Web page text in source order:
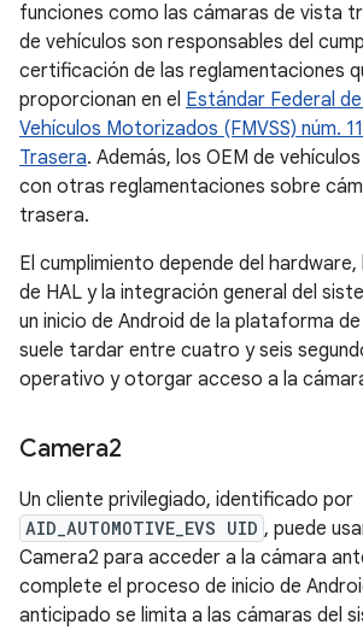
funciones como las cámaras de vista
de vehículos son responsables del
certificación de las reglamentaciones
proporcionan en el Estándar Federal
Vehículos Motorizados (FMVSS) núm.
Trasera. Además, los OEM de
con otras reglamentaciones sobre
trasera.
El cumplimiento depende del
de HAL y la integración general del
un inicio de Android de la plataforma
suele tardar entre cuatro y seis
operativo y otorgar acceso a la
Camera2
Un cliente privilegiado, identificado por
AID_AUTOMOTIVE_EVS UID , puede
Camera2 para acceder a la cámara
complete el proceso de inicio de
anticipado se limita a las cámaras del